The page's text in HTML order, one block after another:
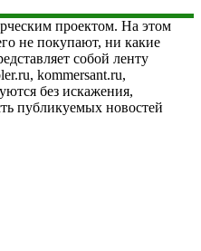
проектом. На этом
не покупают, ни какие
собой ленту
kommersant.ru,
без искажения,
публикуемых новостей